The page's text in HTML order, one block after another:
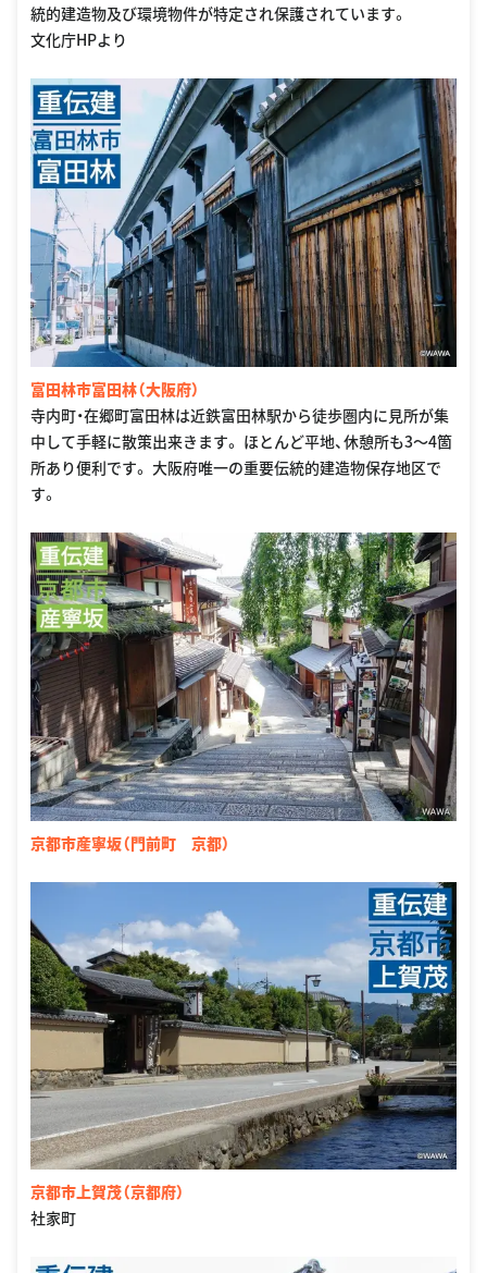
統的建造物及び環境物件が特定され保護されています。
文化庁HPより
富田林市富田林（大阪府）
寺内町・在郷町富田林は近鉄富田林駅から徒歩圏内に見所が集
中して手軽に散策出来きます。 ほとんど平地、休憩所も3〜4箇
所あり便利です。 大阪府唯一の重要伝統的建造物保存地区で
す。
京都市産寧坂（門前町 京都）
京都市上賀茂（京都府）
社家町